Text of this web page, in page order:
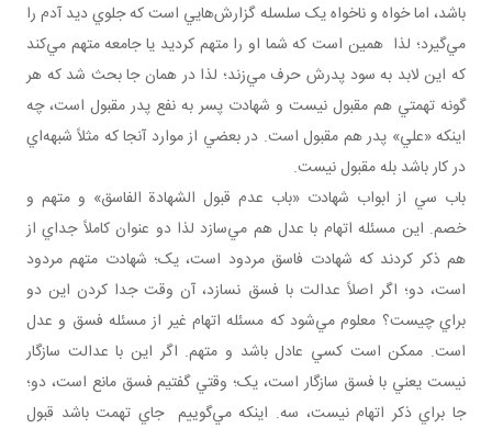
باشد، اما خواه و ناخواه يک سلسله گزارش‌هايي است که جلوي ديد آدم را
مي‌گيرد؛ لذا همين است که شما او را متهم کرديد يا جامعه متهم مي‌کند
که اين لابد به سود پدرش حرف مي‌زند؛ لذا در همان جا بحث شد که هر
گونه تهمتي هم مقبول نيست و شهادت پسر به نفع پدر مقبول است، چه
اينکه «علي» پدر هم مقبول است. در بعضي از موارد آنجا که مثلاً شبهه‌اي
در کار باشد بله مقبول نيست.
باب سي از ابواب شهادت «باب عدم قبول الشهادة الفاسق» و متهم و
خصم. اين مسئله اتهام با عدل هم مي‌سازد لذا دو عنوان کاملاً جداي از
هم ذکر کردند که شهادت فاسق مردود است، يک؛ شهادت متهم مردود
است، دو؛ اگر اصلاً عدالت با فسق نسازد، آن وقت جدا کردن اين دو
براي چيست؟ معلوم مي‌شود که مسئله اتهام غير از مسئله فسق و عدل
است. ممکن است کسي عادل باشد و متهم. اگر اين با عدالت سازگار
نيست يعني با فسق سازگار است، يک؛ وقتي گفتيم فسق مانع است، دو؛
جا براي ذکر اتهام نيست، سه. اينکه مي‌گوييم جاي تهمت باشد قبول